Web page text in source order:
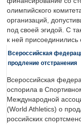
олимпийского
организаций,
под своей эгидой. С
к ней
Всероссийская
продление отстранения
Всероссийская
оспорила в
Международной
(World Athletics) о
российских